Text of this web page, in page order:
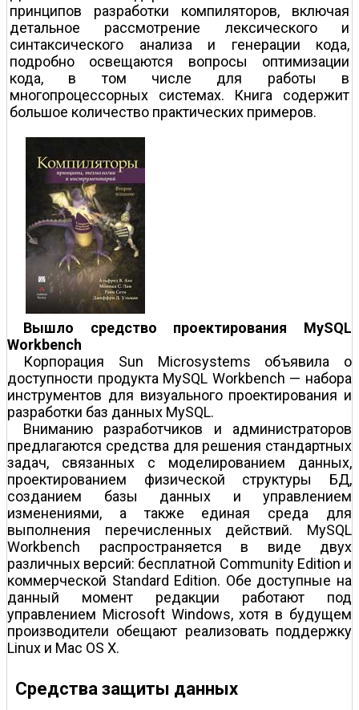
принципов разработки компиляторов, включая
детальное рассмотрение лексического и
синтаксического анализа и генерации кода,
подробно освещаются вопросы оптимизации
кода, в том числе для работы в
многопроцессорных системах. Книга содержит
большое количество практических примеров.
Вышло средство проектирования MySQL
Workbench
Корпорация Sun Microsystems объявила о
доступности продукта MySQL Workbench — набора
инструментов для визуального проектирования и
разработки баз данных MySQL.
Вниманию разработчиков и администраторов
предлагаются средства для решения стандартных
задач, связанных с моделированием данных,
проектированием физической структуры БД,
созданием базы данных и управлением
изменениями, а также единая среда для
выполнения перечисленных действий. MySQL
Workbench распространяется в виде двух
различных версий: бесплатной Community Edition и
коммерческой Standard Edition. Обе доступные на
данный момент редакции работают под
управлением Microsoft Windows, хотя в будущем
производители обещают реализовать поддержку
Linux и Mac OS X.
Средства защиты данных